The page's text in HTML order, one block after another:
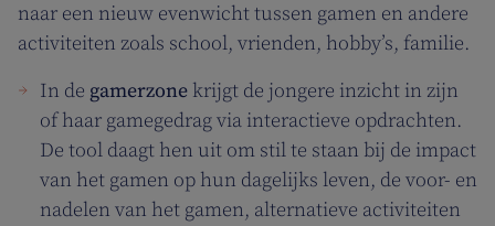
naar een nieuw evenwicht tussen gamen en andere
activiteiten zoals school, vrienden, hobby’s, familie.
In de gamerzone krijgt de jongere inzicht in zijn
of haar gamegedrag via interactieve opdrachten.
De tool daagt hen uit om stil te staan bij de impact
van het gamen op hun dagelijks leven, de voor- en
nadelen van het gamen, alternatieve activiteiten